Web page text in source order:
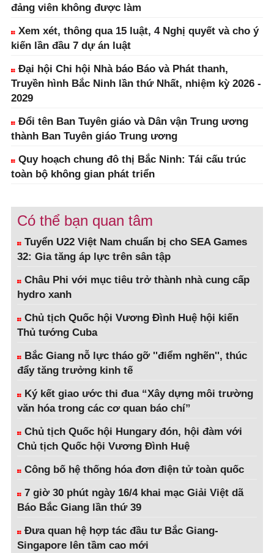
đảng viên không được làm
Xem xét, thông qua 15 luật, 4 Nghị quyết và cho ý
kiến lần đầu 7 dự án luật
Đại hội Chi hội Nhà báo Báo và Phát thanh,
Truyền hình Bắc Ninh lần thứ Nhất, nhiệm kỳ 2026 -
2029
Đổi tên Ban Tuyên giáo và Dân vận Trung ương
thành Ban Tuyên giáo Trung ương
Quy hoạch chung đô thị Bắc Ninh: Tái cấu trúc
toàn bộ không gian phát triển
Có thể bạn quan tâm
Tuyển U22 Việt Nam chuẩn bị cho SEA Games
32: Gia tăng áp lực trên sân tập
Châu Phi với mục tiêu trở thành nhà cung cấp
hydro xanh
Chủ tịch Quốc hội Vương Đình Huệ hội kiến
Thủ tướng Cuba
Bắc Giang nỗ lực tháo gỡ ''điểm nghẽn'', thúc
đẩy tăng trưởng kinh tế
Ký kết giao ước thi đua “Xây dựng môi trường
văn hóa trong các cơ quan báo chí”
Chủ tịch Quốc hội Hungary đón, hội đàm với
Chủ tịch Quốc hội Vương Đình Huệ
Công bố hệ thống hóa đơn điện tử toàn quốc
7 giờ 30 phút ngày 16/4 khai mạc Giải Việt dã
Báo Bắc Giang lần thứ 39
Đưa quan hệ hợp tác đầu tư Bắc Giang-
Singapore lên tầm cao mới